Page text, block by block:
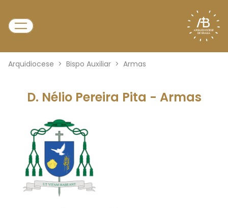
Arquidiocese > Bispo Auxiliar > Armas
D. Nélio Pereira Pita - Armas